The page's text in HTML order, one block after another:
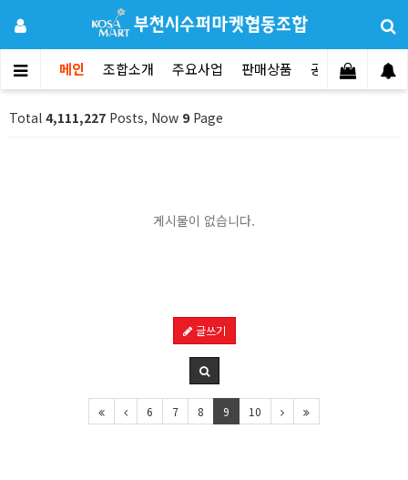
메인 조합소개 주요사업 판매상품 공지사항 문
Total 4,111,227 Posts, Now 9 Page
게시물이 없습니다.
글쓰기
6 7 8 9 10